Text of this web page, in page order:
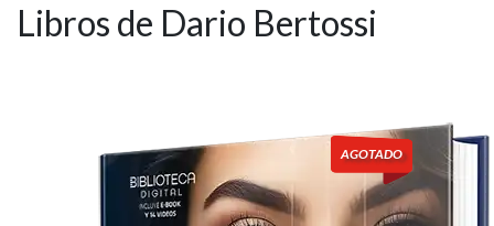
Libros de Dario Bertossi